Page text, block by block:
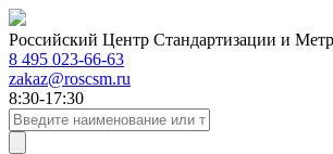
Российский Центр Стандартизации и
8 495 023-66-63
zakaz@roscsm.ru
8:30-17:30